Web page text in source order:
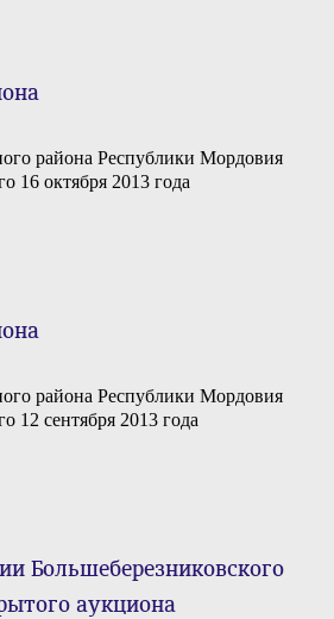
района Республики Мордовия
16 октября 2013 года
района Республики Мордовия
12 сентября 2013 года
Большеберезниковского
аукциона